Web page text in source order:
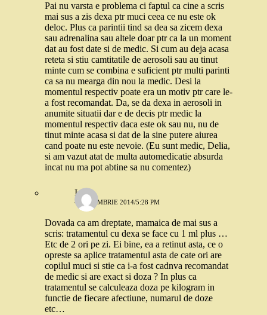
Pai nu varsta e problema ci faptul ca cine a scris
mai sus a zis dexa ptr muci ceea ce nu este ok
deloc. Plus ca parintii tind sa dea sa zicem dexa
sau adrenalina sau altele doar ptr ca la un moment
dat au fost date si de medic. Si cum au deja acasa
reteta si stiu camtitatile de aerosoli sau au tinut
minte cum se combina e suficient ptr multi parinti
ca sa nu mearga din nou la medic. Desi la
momentul respectiv poate era un motiv ptr care le-
a fost recomandat. Da, se da dexa in aerosoli in
anumite situatii dar e de decis ptr medic la
momentul respectiv daca este ok sau nu, nu de
tinut minte acasa si dat de la sine putere aiurea
cand poate nu este nevoie. (Eu sunt medic, Delia,
si am vazut atat de multa automedicatie absurda
incat nu ma pot abtine sa nu comentez)
Iuli
4 DECEMBRIE 2014/5:28 PM
Dovada ca am dreptate, mamaica de mai sus a
scris: tratamentul cu dexa se face cu 1 ml plus …
Etc de 2 ori pe zi. Ei bine, ea a retinut asta, ce o
opreste sa aplice tratamentul asta de cate ori are
copilul muci si stie ca i-a fost cadnva recomandat
de medic si are exact si doza ? In plus ca
tratamentul se calculeaza doza pe kilogram in
functie de fiecare afectiune, numarul de doze
etc…